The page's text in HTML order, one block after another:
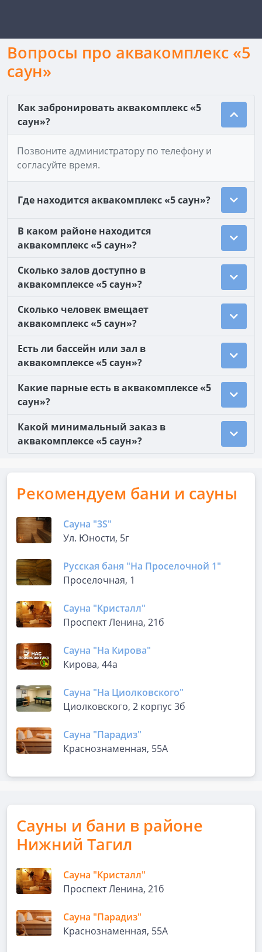
Вопросы про аквакомплекс «5
саун»
Как забронировать аквакомплекс «5
саун»?
Позвоните администратору по телефону и
согласуйте время.
Где находится аквакомплекс «5 саун»?
В каком районе находится
аквакомплекс «5 саун»?
Сколько залов доступно в
аквакомплексе «5 саун»?
Сколько человек вмещает
аквакомплекс «5 саун»?
Есть ли бассейн или зал в
аквакомплексе «5 саун»?
Какие парные есть в аквакомплексе «5
саун»?
Какой минимальный заказ в
аквакомплексе «5 саун»?
Рекомендуем бани и сауны
Сауна "3S"
Ул. Юности, 5г
Русская баня "На Проселочной 1"
Проселочная, 1
Сауна "Кристалл"
Проспект Ленина, 21б
Сауна "На Кирова"
Кирова, 44а
Сауна "На Циолковского"
Циолковского, 2 корпус 3б
Сауна "Парадиз"
Краснознаменная, 55А
Сауны и бани в районе
Нижний Тагил
Сауна "Кристалл"
Проспект Ленина, 21б
Сауна "Парадиз"
Краснознаменная, 55А